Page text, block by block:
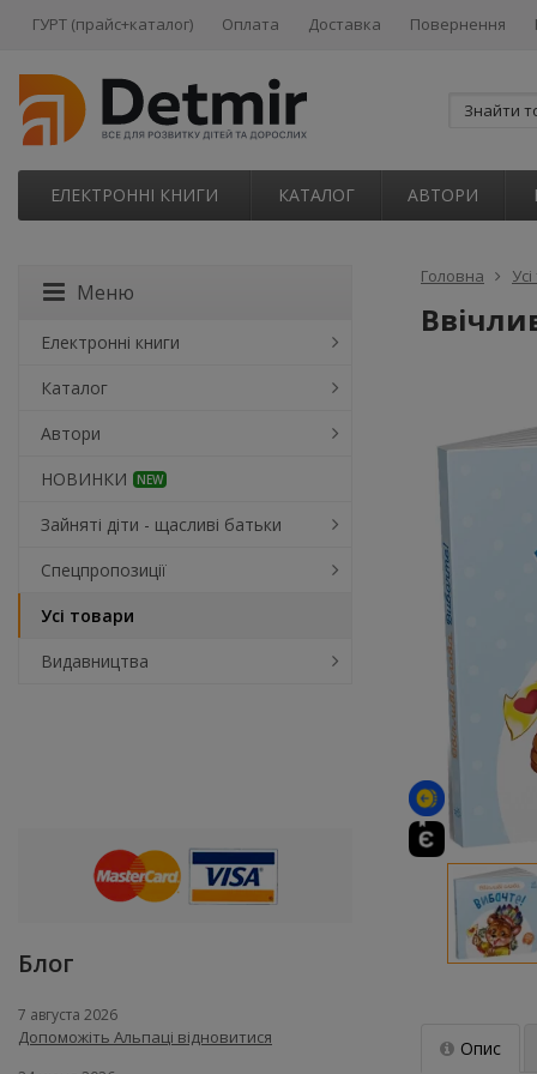
ГУРТ (прайс+каталог) Оплата Доставка Повернення
ЕЛЕКТРОННІ КНИГИ КАТАЛОГ АВТОРИ
Головна
Опис
Меню
Електронні книги
Каталог
Автори
НОВИНКИ
NEW
Зайняті діти - щасливі батьки
Спецпропозиції
Усі товари
Видавництва
Блог
7 августа 2026
Допоможіть Альпаці відновитися